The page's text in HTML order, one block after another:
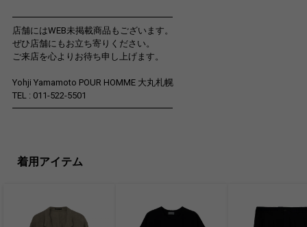
━━━━━━━━━━━━━━━━━━
店舗にはWEB未掲載商品もございます。
ぜひ店舗にもお立ち寄りください。
ご来店を心よりお待ち申し上げます。
Yohji Yamamoto POUR HOMME 大丸札幌
TEL : 011-522-5501
━━━━━━━━━━━━━━━━━━
着用アイテム